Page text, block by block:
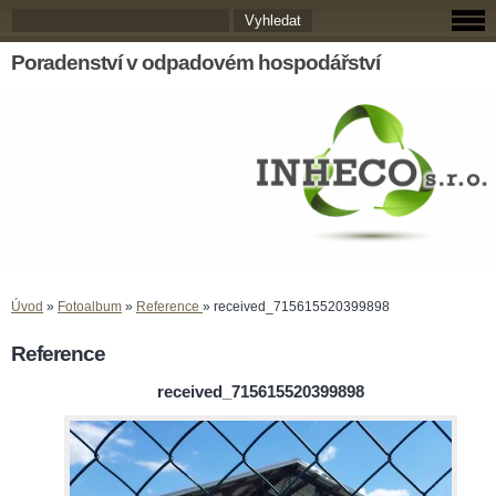
Poradenství v odpadovém hospodářství
Úvod » Fotoalbum » Reference » received_715615520399898
Reference
received_715615520399898